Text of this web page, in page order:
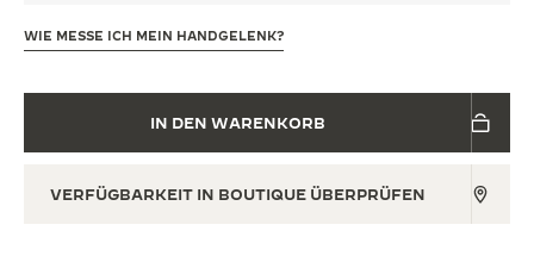
THE DREAM SHAPER
THE SOUND MAKER
THE STELLAR ODYSSEY
WIE MESSE ICH MEIN HANDGELENK?
IN DEN WARENKORB
VERFÜGBARKEIT IN BOUTIQUE ÜBERPRÜFEN